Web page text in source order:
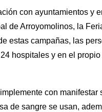
con ayuntamientos y
de Arroyomolinos, la
estas campañas, las
hospitales y en el
con manifestar
de sangre se usan,